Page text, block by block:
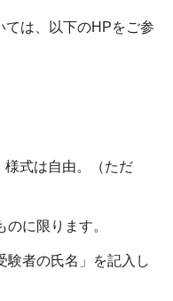
は、以下のHPをご参
式は自由。（ただ
に限ります。
験者の氏名」を記入し